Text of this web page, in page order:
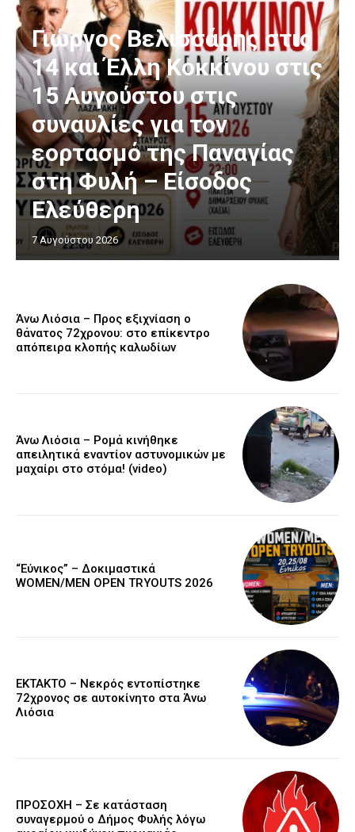
Γιώργος Βελισσάρης στις
14 και Έλλη Κοκκίνου στις
15 Αυγούστου στις
συναυλίες για τον
εορτασμό της Παναγίας
στη Φυλή – Είσοδος
Ελεύθερη
7 Αυγούστου 2026
Άνω Λιόσια – Προς εξιχνίαση ο
θάνατος 72χρονου: στο επίκεντρο
απόπειρα κλοπής καλωδίων
Άνω Λιόσια – Ρομά κινήθηκε
απειλητικά εναντίον αστυνομικών με
μαχαίρι στο στόμα! (video)
“Εύνικος” – Δοκιμαστικά
WOMEN/MEN OPEN TRYOUTS 2026
EKTAKTO – Νεκρός εντοπίστηκε
72χρονος σε αυτοκίνητο στα Άνω
Λιόσια
ΠΡΟΣΟΧΗ – Σε κατάσταση
συναγερμού ο Δήμος Φυλής λόγω